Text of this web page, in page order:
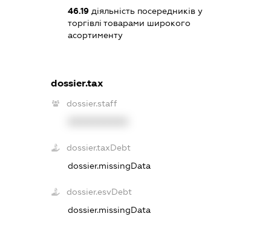
46.19діяльність посередників у
торгівлі товарами широкого
асортименту
dossier.tax
dossier.staff
dossier.taxDebt
dossier.missingData
dossier.esvDebt
dossier.missingData